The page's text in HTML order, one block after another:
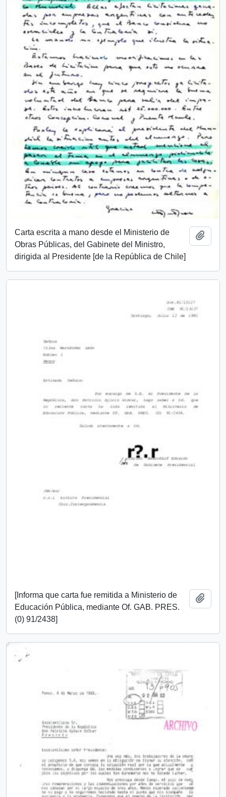
Carta escrita a mano desde el Ministerio de
Obras Públicas, del Gabinete del Ministro,
dirigida al Presidente [de la República de Chile]
[Informa que carta fue remitida a Ministerio de
Educación Pública, mediante Of. GAB. PRES.
(0) 91/2438]